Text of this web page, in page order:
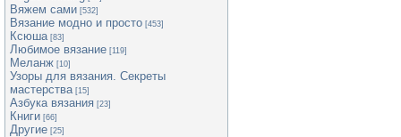
Вяжем сами [532]
Вязание модно и просто [453]
Ксюша [83]
Любимое вязание [119]
Меланж [10]
Узоры для вязания. Секреты
мастерства [15]
Азбука вязания [23]
Книги [66]
Другие [25]